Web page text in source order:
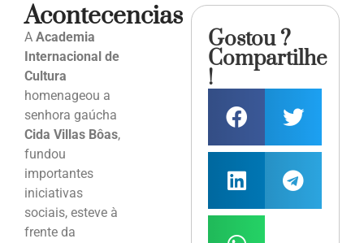
Acontecencias
A Academia
Internacional de
Cultura
homenageou a
senhora gaúcha
Cida Villas Bôas,
fundou
importantes
iniciativas
sociais, esteve à
frente da
Gostou ?
Compartilhe
!